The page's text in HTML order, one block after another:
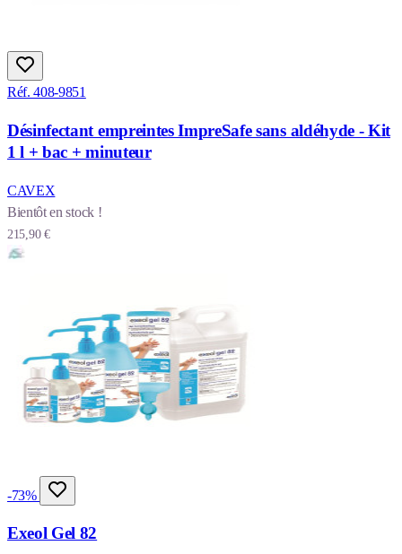
Réf. 408-9851
Désinfectant empreintes ImpreSafe sans aldéhyde - Kit
1 l + bac + minuteur
CAVEX
Bientôt en stock !
215,90 €
-73%
Exeol Gel 82